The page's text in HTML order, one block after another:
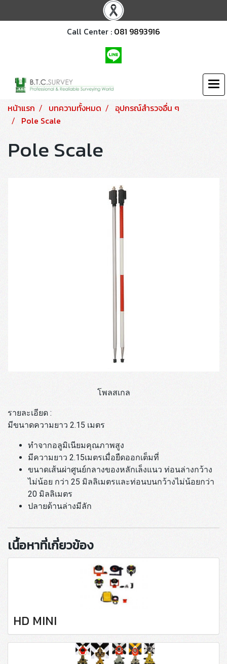
Call Center : 081 9893916
หน้าแรก บทความทั้งหมด
อุปกรณ์สำรวจอื่น ๆ
Pole Scale
Pole Scale
โพลสเกล
รายละเอียด :
มีขนาดความยาว 2.15 เมตร
ทำจากอลูมิเนียมคุณภาพสูง
มีความยาว 2.15เมตรเมื่อยืดออกเต็มที่
ขนาดเส้นผ่าศูนย์กลางของหลักเล็งแนว ท่อนล่างกว้าง
ไม่น้อย กว่า 25 มิลลิเมตรและท่อนบนกว้างไม่น้อยกว่า
20 มิลลิเมตร
ปลายด้านล่างมีลัก
เนื้อหาที่เกี่ยวข้อง
HD MINI